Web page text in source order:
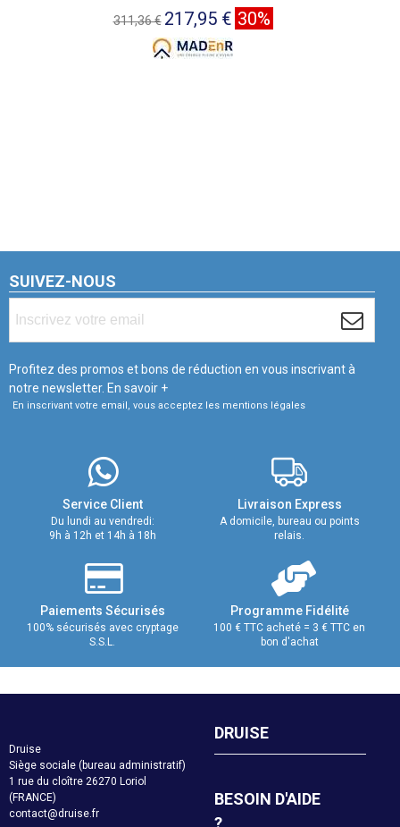
311,36 € 217,95 € 30%
SUIVEZ-NOUS
Profitez des promos et bons de réduction en vous inscrivant à
notre newsletter. En savoir +
En inscrivant votre email, vous acceptez les mentions légales
Service Client
Du lundi au vendredi:
9h à 12h et 14h à 18h
Livraison Express
A domicile, bureau ou points
relais.
Paiements Sécurisés
100% sécurisés avec cryptage
S.S.L.
Programme Fidélité
100 € TTC acheté = 3 € TTC en
bon d'achat
Druise
Siège sociale (bureau administratif)
1 rue du cloître 26270 Loriol
(FRANCE)
contact@druise.fr
DRUISE
BESOIN D'AIDE